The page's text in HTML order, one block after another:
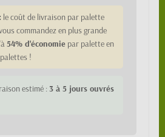
le coût de livraison par palette
commandez en plus grande
54% d'économie par palette en
!
estimé : 3 à 5 jours ouvrés